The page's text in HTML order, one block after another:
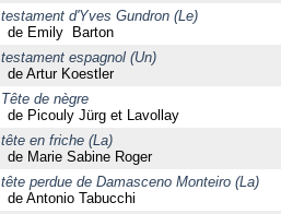
testament d'Yves Gundron (Le)
de Emily Barton
testament espagnol (Un)
de Artur Koestler
Tête de nègre
de Picouly Jürg et Lavollay
tête en friche (La)
de Marie Sabine Roger
tête perdue de Damasceno Monteiro (La)
de Antonio Tabucchi